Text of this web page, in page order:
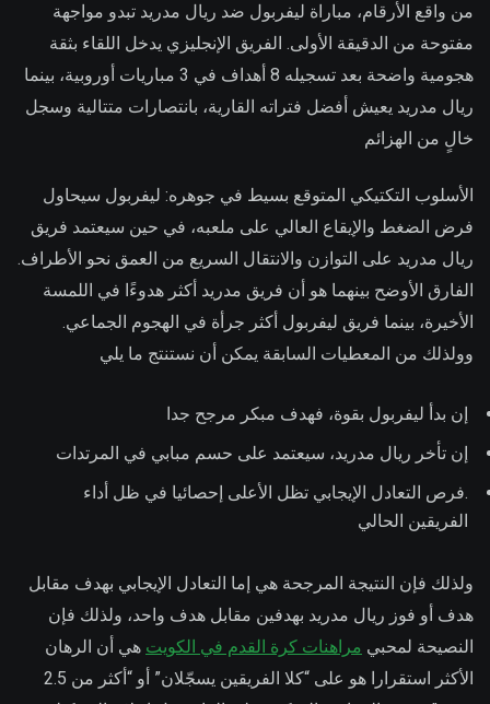
من واقع الأرقام، مباراة ليفربول ضد ريال مدريد تبدو مواجهة
مفتوحة من الدقيقة الأولى. الفريق الإنجليزي يدخل اللقاء بثقة
هجومية واضحة بعد تسجيله 8 أهداف في 3 مباريات أوروبية، بينما
ريال مدريد يعيش أفضل فتراته القارية، بانتصارات متتالية وسجل
خالٍ من الهزائم
الأسلوب التكتيكي المتوقع بسيط في جوهره: ليفربول سيحاول
فرض الضغط والإيقاع العالي على ملعبه، في حين سيعتمد فريق
ريال مدريد على التوازن والانتقال السريع من العمق نحو الأطراف.
الفارق الأوضح بينهما هو أن فريق مدريد أكثر هدوءًا في اللمسة
الأخيرة، بينما فريق ليفربول أكثر جرأة في الهجوم الجماعي.
وولذلك من المعطيات السابقة يمكن أن نستنتج ما يلي
إن بدأ ليفربول بقوة، فهدف مبكر مرجح جدا
إن تأخر ريال مدريد، سيعتمد على حسم مبابي في المرتدات
.فرص التعادل الإيجابي تظل الأعلى إحصائيا في ظل أداء
الفريقين الحالي
ولذلك فإن النتيجة المرجحة هي إما التعادل الإيجابي بهدف مقابل
هدف أو فوز ريال مدريد بهدفين مقابل هدف واحد، ولذلك فإن
النصيحة لمحبي مراهنات كرة القدم في الكويت هي أن الرهان
الأكثر استقرارا هو على “كلا الفريقين يسجّلان” أو “أكثر من 2.5